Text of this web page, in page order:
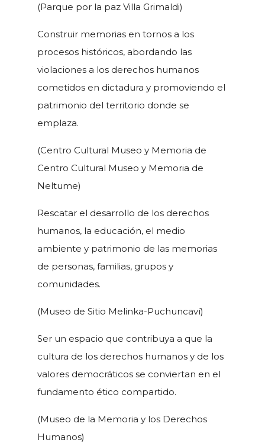
(Parque por la paz Villa Grimaldi)
Construir memorias en tornos a los
procesos históricos, abordando las
violaciones a los derechos humanos
cometidos en dictadura y promoviendo el
patrimonio del territorio donde se
emplaza.
(Centro Cultural Museo y Memoria de
Centro Cultural Museo y Memoria de
Neltume)
Rescatar el desarrollo de los derechos
humanos, la educación, el medio
ambiente y patrimonio de las memorias
de personas, familias, grupos y
comunidades.
(Museo de Sitio Melinka-Puchuncaví)
Ser un espacio que contribuya a que la
cultura de los derechos humanos y de los
valores democráticos se conviertan en el
fundamento ético compartido.
(Museo de la Memoria y los Derechos
Humanos)